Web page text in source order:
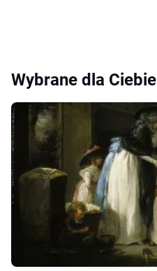
Wybrane dla Ciebie